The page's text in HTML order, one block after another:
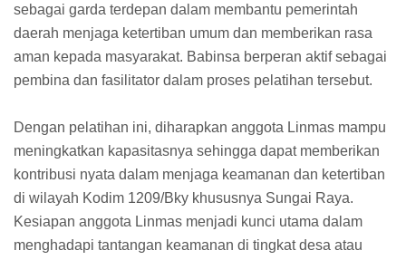
sebagai garda terdepan dalam membantu pemerintah
daerah menjaga ketertiban umum dan memberikan rasa
aman kepada masyarakat. Babinsa berperan aktif sebagai
pembina dan fasilitator dalam proses pelatihan tersebut.
Dengan pelatihan ini, diharapkan anggota Linmas mampu
meningkatkan kapasitasnya sehingga dapat memberikan
kontribusi nyata dalam menjaga keamanan dan ketertiban
di wilayah Kodim 1209/Bky khususnya Sungai Raya.
Kesiapan anggota Linmas menjadi kunci utama dalam
menghadapi tantangan keamanan di tingkat desa atau